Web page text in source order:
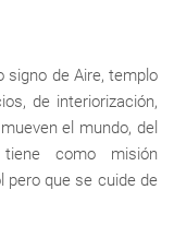
signo de Aire, templo
de interiorización,
el mundo, del
como misión
pero que se cuide de